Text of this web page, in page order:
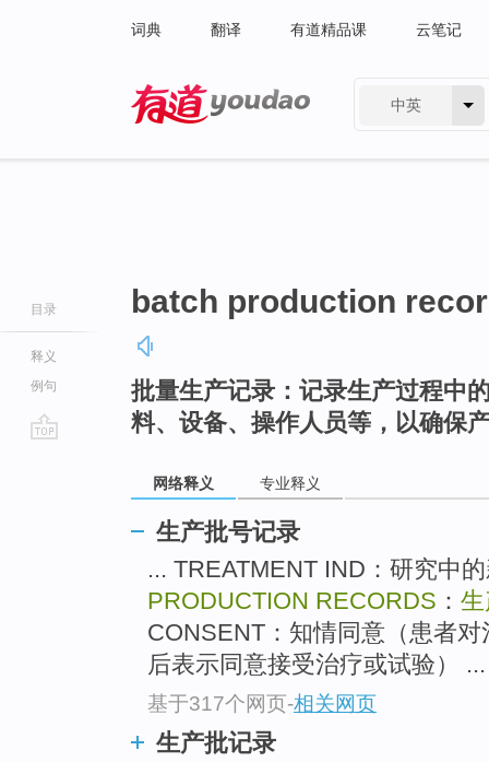
词典 翻译 有道精品课 云笔记
中英
目录
释义
例句
batch production
批量生产记录：记录生产过程中
料、设备、操作人员等，以确保
网络释义 专业释义
生产批号记录
... TREATMENT IND：研究中
PRODUCTION RECORDS ：
CONSENT：知情同意（患者
后表示同意接受治疗或试验） ...
基于317个网页-相关网页
生产批记录